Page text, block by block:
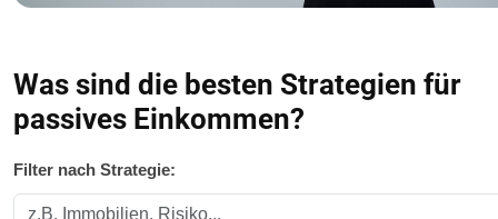
Was sind die besten Strategien für
passives Einkommen?
Filter nach Strategie: